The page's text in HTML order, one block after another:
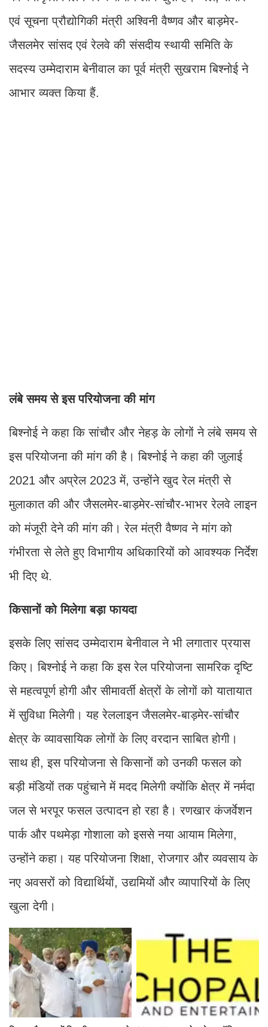
एवं सूचना प्रौद्योगिकी मंत्री अश्विनी वैष्णव और बाड़मेर-
जैसलमेर सांसद एवं रेलवे की संसदीय स्थायी समिति के
सदस्य उम्मेदाराम बेनीवाल का पूर्व मंत्री सुखराम बिश्नोई ने
आभार व्यक्त किया हैं.
लंबे समय से इस परियोजना की मांग
बिश्नोई ने कहा कि सांचौर और नेहड़ के लोगों ने लंबे समय से
इस परियोजना की मांग की है। बिश्नोई ने कहा की जुलाई
2021 और अप्रेल 2023 में, उन्होंने खुद रेल मंत्री से
मुलाकात की और जैसलमेर-बाड़मेर-सांचौर-भाभर रेलवे लाइन
को मंजूरी देने की मांग की। रेल मंत्री वैष्णव ने मांग को
गंभीरता से लेते हुए विभागीय अधिकारियों को आवश्यक निर्देश
भी दिए थे.
किसानों को मिलेगा बड़ा फायदा
इसके लिए सांसद उम्मेदाराम बेनीवाल ने भी लगातार प्रयास
किए। बिश्नोई ने कहा कि इस रेल परियोजना सामरिक दृष्टि
से महत्वपूर्ण होगी और सीमावर्ती क्षेत्रों के लोगों को यातायात
में सुविधा मिलेगी। यह रेललाइन जैसलमेर-बाड़मेर-सांचौर
क्षेत्र के व्यावसायिक लोगों के लिए वरदान साबित होगी।
साथ ही, इस परियोजना से किसानों को उनकी फसल को
बड़ी मंडियों तक पहुंचाने में मदद मिलेगी क्योंकि क्षेत्र में नर्मदा
जल से भरपूर फसल उत्पादन हो रहा है। रणखार कंजर्वेशन
पार्क और पथमेड़ा गोशाला को इससे नया आयाम मिलेगा,
उन्होंने कहा। यह परियोजना शिक्षा, रोजगार और व्यवसाय के
नए अवसरों को विद्यार्थियों, उद्यमियों और व्यापारियों के लिए
खुला देगी।